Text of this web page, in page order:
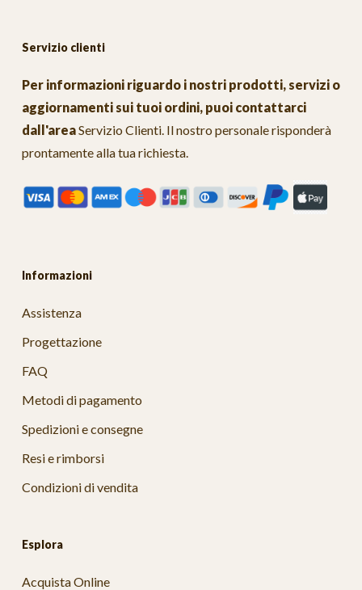
Servizio clienti
Per informazioni riguardo i nostri prodotti, servizi o
aggiornamenti sui tuoi ordini, puoi contattarci
dall'areaServizio Clienti. Il nostro personale risponderà
prontamente alla tua richiesta.
Informazioni
Assistenza
Progettazione
FAQ
Metodi di pagamento
Spedizioni e consegne
Resi e rimborsi
Condizioni di vendita
Esplora
Acquista Online